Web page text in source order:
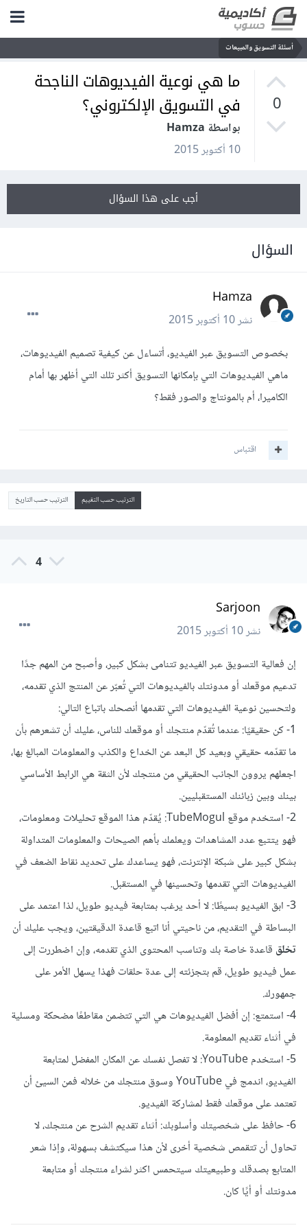
أسئلة التسويق والمبيعات
0
ما هي نوعية الفيديوهات الناجحة
في التسويق الإلكتروني؟
بواسطة Hamza
10 أكتوبر 2015
أجب على هذا السؤال
السؤال
Hamza
نشر10 أكتوبر 2015
بخصوص التسويق عبر الفيديو، أتساءل عن كيفية تصميم الفيديوهات،
ماهي الفيديوهات التي بإمكانها التسويق أكثر تلك التي أظهر بها أمام
الكاميرا، أم بالمونتاج والصور فقط؟
اقتباس
الترتيب حسب التقييم الترتيب حسب التاريخ
4
Sarjoon
نشر10 أكتوبر 2015
إن فعالية التسويق عبر الفيديو تتنامى بشكل كبير، وأصبح من المهم جدًا
تدعيم موقعك أو مدونتك بالفيديوهات التي تُعبّر عن المنتج الذي تقدمه،
ولتحسين نوعية الفيديوهات التي تقدمها أنصحك باتباع التالي:
1- كن حقيقيًا: عندما تُقدّم منتجك أو موقعك للناس، عليك أن تشعرهم بأن
ما تقدّمه حقيقي وبعيد كل البعد عن الخداع والكذب والمعلومات المبالغ بها،
اجعلهم يروون الجانب الحقيقي من منتجك لأن الثقة هي الرابط الأساسي
بينك وبين زبائنك المستقبليين.
2- استخدم موقع TubeMogul: يُقدّم هذا الموقع تحليلات ومعلومات،
فهو يتتبع عدد المشاهدات ويعلمك بأهم الصيحات والمعلومات المتداولة
بشكل كبير على شبكة الإنترنت، فهو يساعدك على تحديد نقاط الضعف في
الفيديوهات التي تقدمها وتحسينها في المستقبل.
3- ابق الفيديو بسيطًا: لا أحد يرغب بمتابعة فيديو طويل، لذا اعتمد على
البساطة في التقديم، من ناحيتي أنا اتبع قاعدة الدقيقتين، ويجب عليك أن
تخلق قاعدة خاصة بك وتناسب المحتوى الذي تقدمه، وإن اضطررت إلى
عمل فيديو طويل، قم بتجزئته إلى عدة حلقات فهذا يسهل الأمر على
جمهورك.
4- استمتع: إن أفضل الفيديوهات هي التي تتضمن مقاطعًا مضحكة ومسلية
في أثناء تقديم المعلومة.
5- استخدم YouTube: لا تفصل نفسك عن المكان المفضل لمتابعة
الفيديو، اندمج في YouTube وسوق منتجك من خلاله فمن السيئ أن
تعتمد على موقعك فقط لمشاركة الفيديو.
6- حافظ على شخصيتك وأسلوبك: أثناء تقديم الشرح عن منتجك، لا
تحاول أن تتقمص شخصية أخرى لأن هذا سيكتشف بسهولة، وإذا شعر
المتابع بصدقك وطبيعيتك سيتحمس اكثر لشراء منتجك أو متابعة
مدونتك أو أيًا كان.